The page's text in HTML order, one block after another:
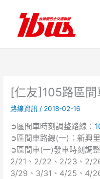
內
[仁友]105路區
路線資訊 / 2018-02-16
➲區間車時刻調整路線：
➲區間車路線(一)：新興
➲區間車(一)發車時刻調整
2/21、2/22、2/23、2/
3/29、3/31、4/25、4/